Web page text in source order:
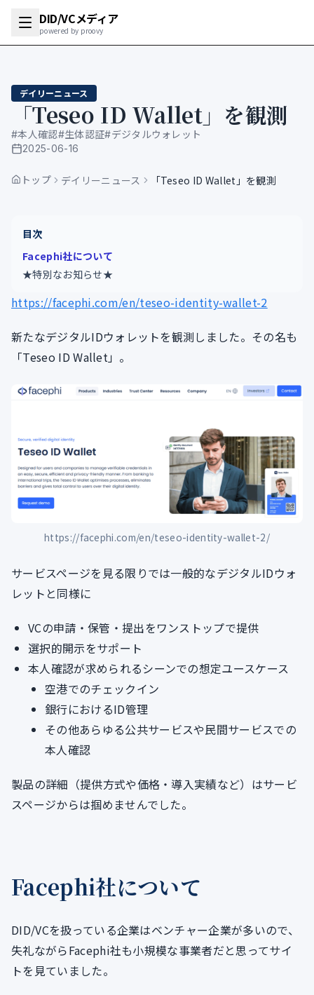
DID/VCメディア
powered by proovy
デイリーニュース
「Teseo ID Wallet」を観測
#本人確認#生体認証#デジタルウォレット
公開日
2025-06-16
トップ デイリーニュース 「Teseo ID Wallet」を観測
目次
Facephi社について
★特別なお知らせ★
https://facephi.com/en/teseo-identity-wallet-2
新たなデジタルIDウォレットを観測しました。その名も
「Teseo ID Wallet」。
https://facephi.com/en/teseo-identity-wallet-2/
サービスページを見る限りでは一般的なデジタルIDウォ
レットと同様に
VCの申請・保管・提出をワンストップで提供
選択的開示をサポート
本人確認が求められるシーンでの想定ユースケース
空港でのチェックイン
銀行におけるID管理
その他あらゆる公共サービスや民間サービスでの
本人確認
製品の詳細（提供方式や価格・導入実績など）はサービ
スページからは掴めませんでした。
Facephi社について
DID/VCを扱っている企業はベンチャー企業が多いので、
失礼ながらFacephi社も小規模な事業者だと思ってサイ
トを見ていました。